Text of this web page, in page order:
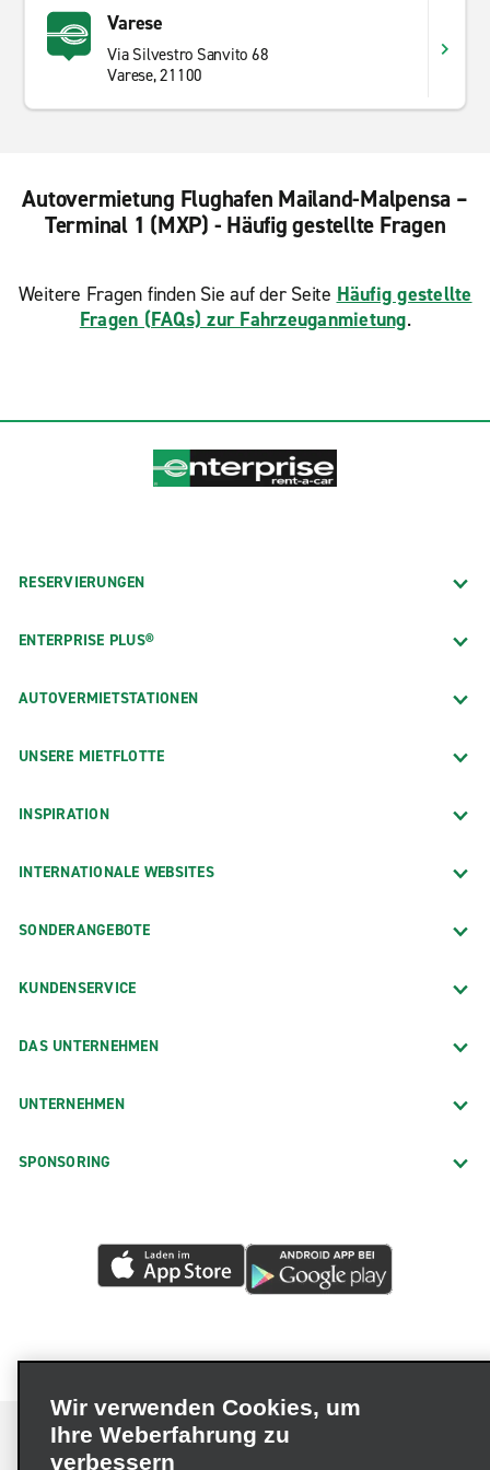
Enterprise bietet Ihnen weltweit eine umfassende
Auswahl an zuverlässigen Fahrzeugen, die Ihren
individuellen Anforderungen entspricht. In unseren
zahlreichen Filialen, finden Sie genau das richtige für
Sie nach dem besten Kundenservice zu großartigen
Preisen suchen, buchen Sie heute noch Ihre
Varese
Via Silvestro Sanvito 68
Varese, 21100
Autovermietung Flughafen Mailand-Malpensa –
Terminal 1 (MXP) - Häufig gestellte Fragen
Weitere Fragen finden Sie auf der Seite Häufig gestellte
Fragen (FAQs) zur Fahrzeuganmietung.
RESERVIERUNGEN
ENTERPRISE PLUS®
AUTOVERMIETSTATIONEN
UNSERE MIETFLOTTE
INSPIRATION
INTERNATIONALE WEBSITES
SONDERANGEBOTE
KUNDENSERVICE
DAS UNTERNEHMEN
UNTERNEHMEN
SPONSORING
Wir verwenden Cookies, um
Ihre Weberfahrung zu
verbessern